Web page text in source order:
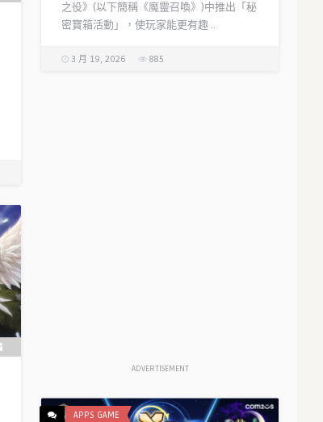
之役》(以下簡稱《魔靈召喚》)中推出「秘
密寶箱活動」，使玩家能更有趣 ..
3 月 19, 2026 885
ADVERTISEMENT
APPS GAME